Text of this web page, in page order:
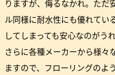
りますが、侮るなかれ。ただ
ル同様に耐水性にも優れてい
してしまっても安心なのがう
さらに各種メーカーから様々
ますので、フローリングのよ